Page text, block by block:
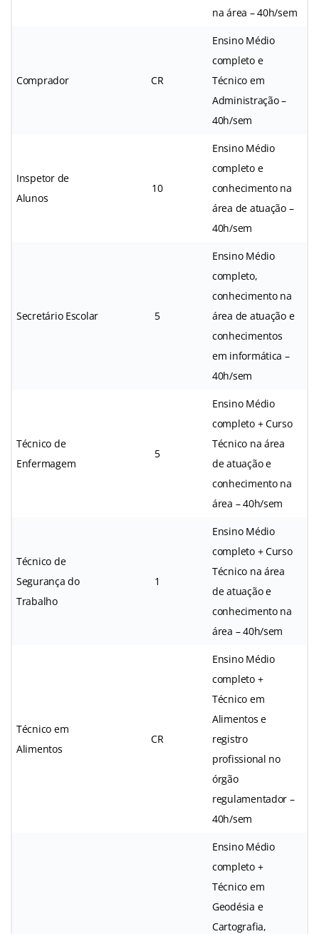
na área – 40h/sem
Comprador CR
Ensino Médio
completo e
Técnico em
Administração –
40h/sem
Inspetor de
Alunos
10
Ensino Médio
completo e
conhecimento na
área de atuação –
40h/sem
Secretário Escolar 5
Ensino Médio
completo,
conhecimento na
área de atuação e
conhecimentos
em informática –
40h/sem
Técnico de
Enfermagem
5
Ensino Médio
completo + Curso
Técnico na área
de atuação e
conhecimento na
área – 40h/sem
Técnico de
Segurança do
Trabalho
1
Ensino Médio
completo + Curso
Técnico na área
de atuação e
conhecimento na
área – 40h/sem
Técnico em
Alimentos
CR
Ensino Médio
completo +
Técnico em
Alimentos e
registro
profissional no
órgão
regulamentador –
40h/sem
Ensino Médio
completo +
Técnico em
Geodésia e
Cartografia,